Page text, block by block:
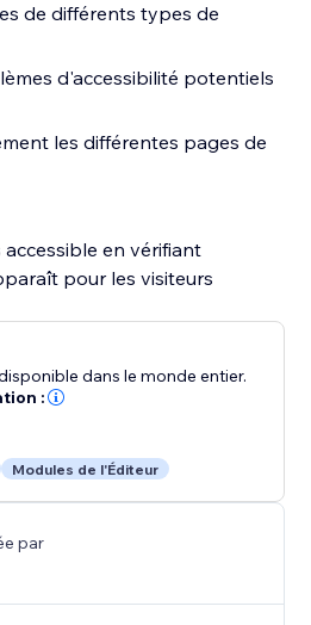
de différents types de
d'accessibilité potentiels
les différentes pages de
en vérifiant
pour les visiteurs
dans le monde entier.
:
Modules de l'Éditeur
par